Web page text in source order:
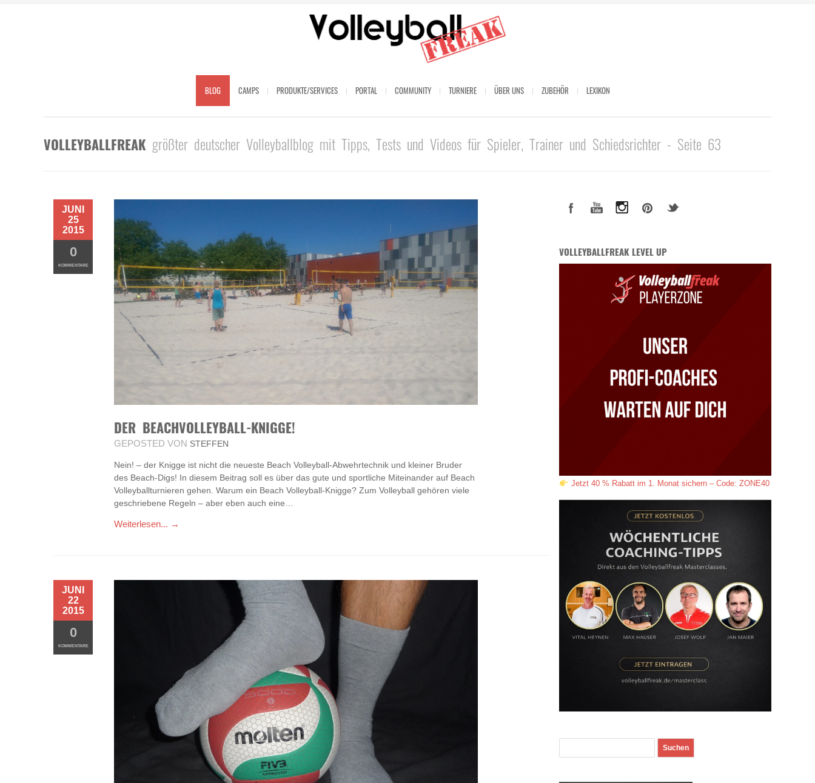
BLOG CAMPS PRODUKTE/SERVICES PORTAL COMMUNITY TURNIERE ÜBER UNS ZUBEHÖR LEXIKON
VOLLEYBALLFREAK größter deutscher Volleyballblog mit Tipps, Tests und Videos für Spieler, Trainer und Schiedsrichter - Seite 63
JUNI
25
2015
0
KOMMENTARE
DER BEACHVOLLEYBALL-KNIGGE!
GEPOSTED VON STEFFEN
Nein! – der Knigge ist nicht die neueste Beach Volleyball-Abwehrtechnik und kleiner Bruder
des Beach-Digs! In diesem Beitrag soll es über das gute und sportliche Miteinander auf Beach
Volleyballturnieren gehen. Warum ein Beach Volleyball-Knigge? Zum Volleyball gehören viele
geschriebene Regeln – aber eben auch eine…
Weiterlesen... →
JUNI
22
2015
0
KOMMENTARE
VOLLEYBALLFREAK LEVEL UP
Jetzt 40 % Rabatt im 1. Monat sichern – Code: ZONE40